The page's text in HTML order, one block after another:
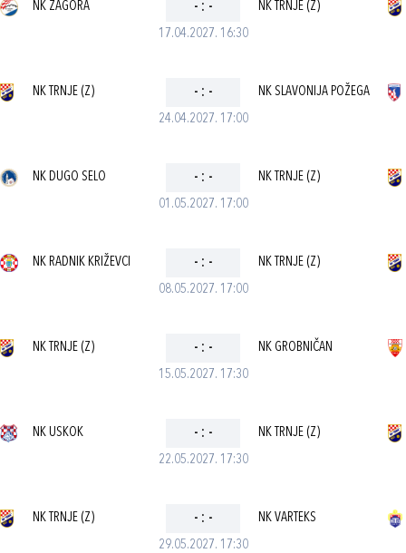
17.04.2027. 16:30
NK ZAGORA - : - NK TRNJE (Z)
24.04.2027. 17:00
NK TRNJE (Z) - : - NK SLAVONIJA POŽEGA
01.05.2027. 17:00
NK DUGO SELO - : - NK TRNJE (Z)
08.05.2027. 17:00
NK RADNIK KRIŽEVCI - : - NK TRNJE (Z)
15.05.2027. 17:30
NK TRNJE (Z) - : - NK GROBNIČAN
22.05.2027. 17:30
NK USKOK - : - NK TRNJE (Z)
29.05.2027. 17:30
NK TRNJE (Z) - : - NK VARTEKS